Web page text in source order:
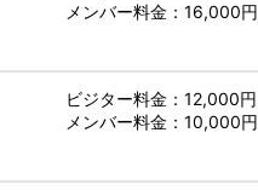
メンバー料金：16,000円
ビジター料金：12,000円
メンバー料金：10,000円